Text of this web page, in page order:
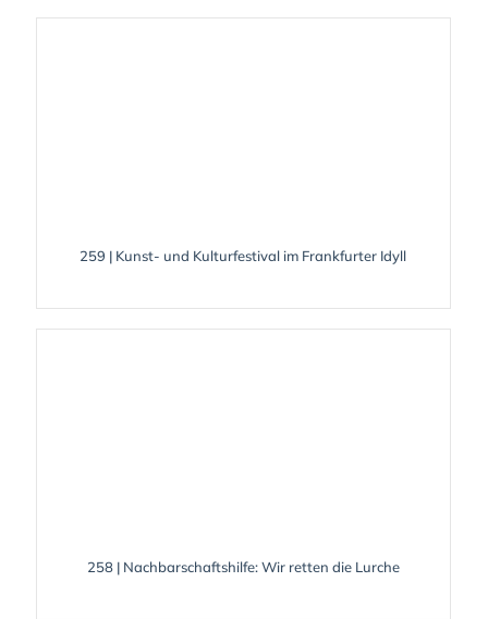
259 | Kunst- und Kulturfestival im Frankfurter Idyll
258 | Nachbarschaftshilfe: Wir retten die Lurche